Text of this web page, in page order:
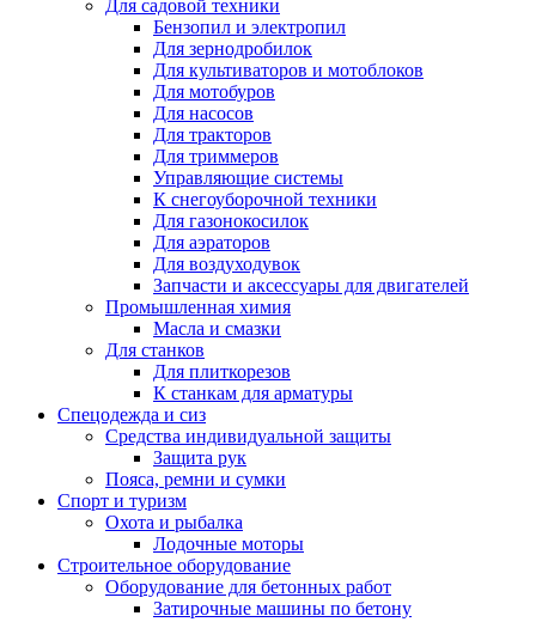
Для садовой техники
Бензопил и электропил
Для зернодробилок
Для культиваторов и мотоблоков
Для мотобуров
Для насосов
Для тракторов
Для триммеров
Управляющие системы
К снегоуборочной техники
Для газонокосилок
Для аэраторов
Для воздуходувок
Запчасти и аксессуары для двигателей
Промышленная химия
Масла и смазки
Для станков
Для плиткорезов
К станкам для арматуры
Спецодежда и сиз
Средства индивидуальной защиты
Защита рук
Пояса, ремни и сумки
Спорт и туризм
Охота и рыбалка
Лодочные моторы
Строительное оборудование
Оборудование для бетонных работ
Затирочные машины по бетону